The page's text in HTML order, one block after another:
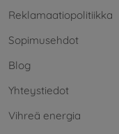
Reklamaatiopolitiikka
Sopimusehdot
Blog
Yhteystiedot
Vihreä energia